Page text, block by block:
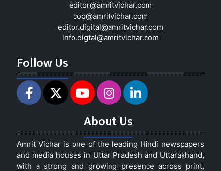
editor@amritvichar.com
coo@amritvichar.com
editor.digital@amritvichar.com
info.digtal@amritvichar.com
Follow Us
About Us
Amrit Vichar is one of the leading Hindi newspapers
and media houses in Uttar Pradesh and Uttarakhand,
with a strong and growing presence across print,